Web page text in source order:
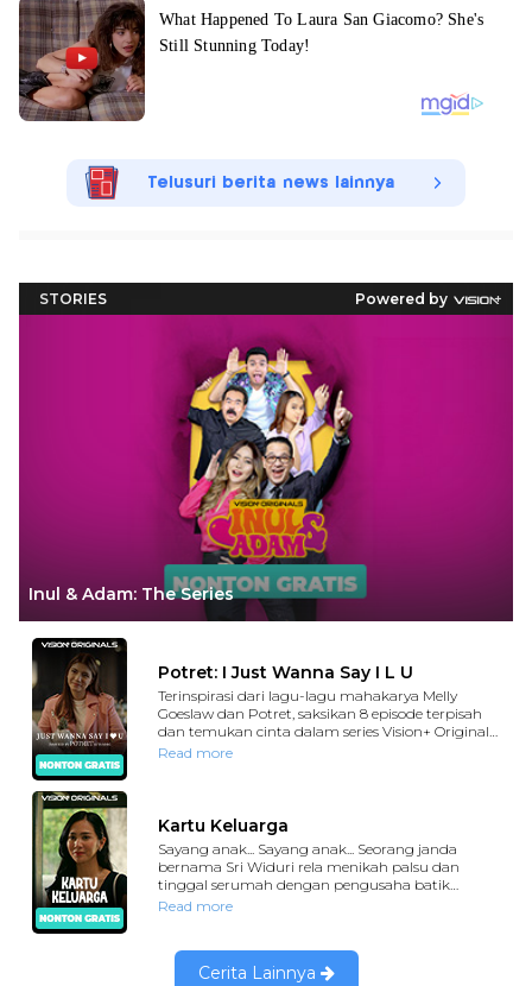
Telusuri berita news lainnya